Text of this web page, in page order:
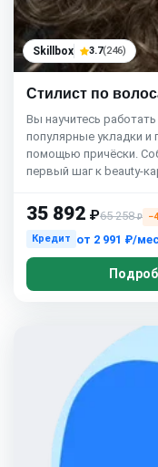
Skillbox 3.7(246)
Стилист по
Вы научитесь
популярные укладки и
помощью причёски.
первый шаг к beauty-
35 892 ₽65 258₽
Кредит
от 2 991 ₽/мес